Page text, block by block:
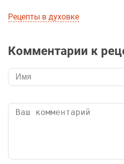
Рецепты в духовке
Комментарии к